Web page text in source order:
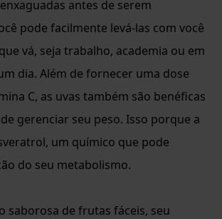
antes de serem
pode facilmente levá-las com você
vá, seja trabalho, academia ou em
dia. Além de fornecer uma dose
C, as uvas também são benéficas
gerenciar seu peso. Isso porque a
um químico que pode
do seu metabolismo.
saborosa de frutas fáceis, seu